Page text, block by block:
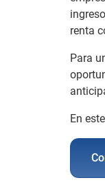
renta
Para
En